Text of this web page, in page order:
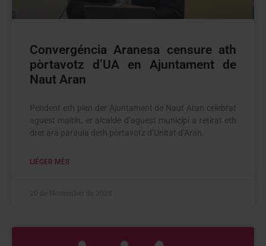
Convergéncia Aranesa censure ath
pòrtavotz d’UA en Ajuntament de
Naut Aran
Pendent eth plen der Ajuntament de Naut Aran celebrat
aguest maitin, er alcalde d’aguest municipi a retirat eth
dret ara paraula deth pòrtavotz d’Unitat d’Aran,
LIÉGER MÈS